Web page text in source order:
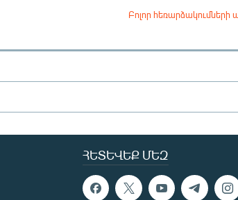
Բոլոր հեռարձակումների
ՀԵՏԵՎԵՔ ՄԵԶ